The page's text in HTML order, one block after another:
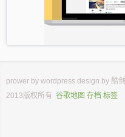
prower by wordpress design by 酷剑
2013版权所有 谷歌地图 存档 标签